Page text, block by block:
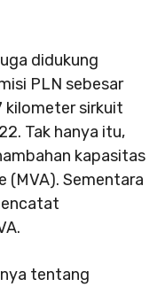
didukung
PLN sebesar
kilometer sirkuit
Tak hanya itu,
kapasitas
(MVA). Sementara
tentang